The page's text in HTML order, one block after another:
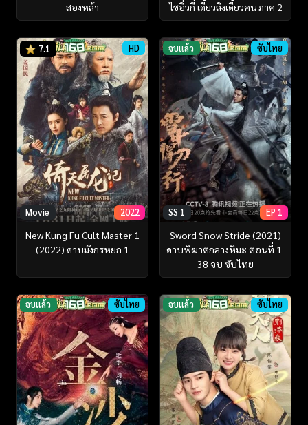
สองหล้า
ไซอิ๋วกี่ เดี๋ยวลิงเดี๋ยวคน ภาค 2
7.1 HD
Movie 2022
New Kung Fu Cult Master 1
(2022) ดาบมังกรหยก 1
จบแล้ว ซับไทย
SS 1 EP 1
Sword Snow Stride (2021)
ดาบพิฆาตกลางหิมะ ตอนที่ 1-
38 จบ ซับไทย
จบแล้ว ซับไทย จบแล้ว ซับไทย